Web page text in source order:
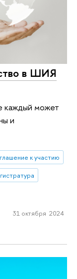
в ШИЯ
каждый может
и
к участию
31 октября 2024